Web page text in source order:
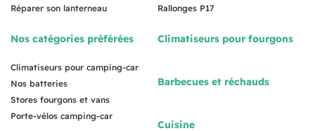
Réparer son lanterneau
Nos catégories préférées
Climatiseurs pour camping-car
Nos batteries
Stores fourgons et vans
Porte-vélos camping-car
Rallonges P17
Climatiseurs pour fourgons
Barbecues et réchauds
Cuisine